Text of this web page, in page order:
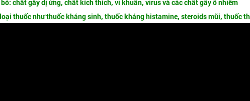
chất gây dị ứng, chất kích thích, vi khuẩn, virus và các chất gây ô nhiễm
thuốc như thuốc kháng sinh, thuốc kháng histamine, steroids mũi, thuốc